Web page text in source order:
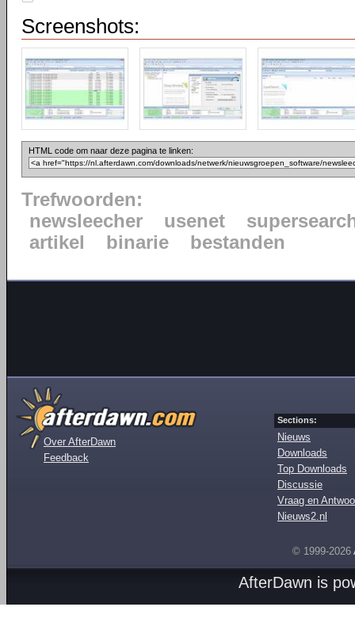
Screenshots:
HTML code om naar deze pagina te linken:
Trefwoorden:
newsleecher
usenet
artikel
binarie bestanden
Over AfterDawn
Feedback
Sections:
Nieuws
Downloads
Top Downloads
Discussie
Vraag en
Nieuws2.nl
© 1999-2026
AfterDawn is